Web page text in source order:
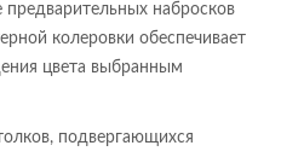
предварительных набросков
колеровки обеспечивает
цвета выбранным
подвергающихся